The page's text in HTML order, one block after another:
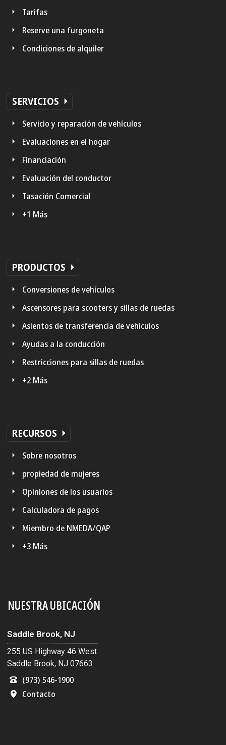
Tarifas
Reserve una furgoneta
Condiciones de alquiler
SERVICIOS
Servicio y reparación de vehículos
Evaluaciones en el hogar
Financiación
Evaluación del conductor
Tasación Comercial
+1 Más
PRODUCTOS
Conversiones de vehículos
Ascensores para scooters y sillas de ruedas
Asientos de transferencia de vehículos
Ayudas a la conducción
Restricciones para sillas de ruedas
+2 Más
RECURSOS
Sobre nosotros
propiedad de mujeres
Opiniones de los usuarios
Calculadora de pagos
Miembro de NMEDA/QAP
+3 Más
NUESTRA UBICACIÓN
Saddle Brook, NJ
255 US Highway 46 West
Saddle Brook, NJ 07663
(973) 546-1900
Contacto